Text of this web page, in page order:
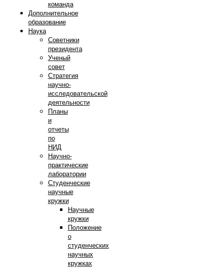
команда
Дополнительное
образование
Наука
Советники
президента
Ученый
совет
Стратегия
научно-
исследовательской
деятельности
Планы
и
отчеты
по
НИД
Научно-
практические
лаборатории
Студенческие
научные
кружки
Научные
кружки
Положение
о
студенческих
научных
кружках